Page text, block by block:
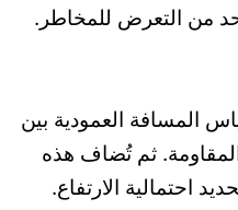
من التعرض للمخاطر.
المسافة العمودية بين
ثم تُضاف هذه
احتمالية الارتفاع.